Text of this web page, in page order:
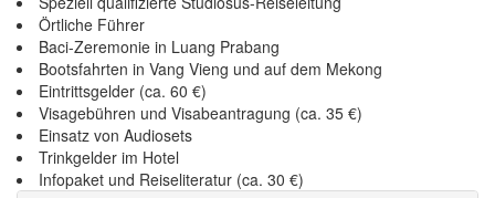
Örtliche Führer
Baci-Zeremonie in Luang Prabang
Bootsfahrten in Vang Vieng und auf dem Mekong
Eintrittsgelder (ca. 60 €)
Visagebühren und Visabeantragung (ca. 35 €)
Einsatz von Audiosets
Trinkgelder im Hotel
Infopaket und Reiseliteratur (ca. 30 €)